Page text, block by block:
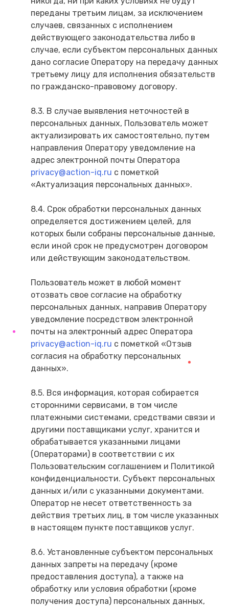
переданы третьим лицам, за исключением
случаев, связанных с исполнением
действующего законодательства либо в
случае, если субъектом персональных данных
дано согласие Оператору на передачу данных
третьему лицу для исполнения обязательств
по гражданско-правовому договору.
8.3. В случае выявления неточностей в
персональных данных, Пользователь может
актуализировать их самостоятельно, путем
направления Оператору уведомление на
адрес электронной почты Оператора
privacy@action-iq.ru с пометкой
«Актуализация персональных данных».
8.4. Срок обработки персональных данных
определяется достижением целей, для
которых были собраны персональные данные,
если иной срок не предусмотрен договором
или действующим законодательством.
Пользователь может в любой момент
отозвать свое согласие на обработку
персональных данных, направив Оператору
уведомление посредством электронной
почты на электронный адрес Оператора
privacy@action-iq.ru с пометкой «Отзыв
согласия на обработку персональных
данных».
8.5. Вся информация, которая собирается
сторонними сервисами, в том числе
платежными системами, средствами связи и
другими поставщиками услуг, хранится и
обрабатывается указанными лицами
(Операторами) в соответствии с их
Пользовательским соглашением и Политикой
конфиденциальности. Субъект персональных
данных и/или с указанными документами.
Оператор не несет ответственность за
действия третьих лиц, в том числе указанных
в настоящем пункте поставщиков услуг.
8.6. Установленные субъектом персональных
данных запреты на передачу (кроме
предоставления доступа), а также на
обработку или условия обработки (кроме
получения доступа) персональных данных,